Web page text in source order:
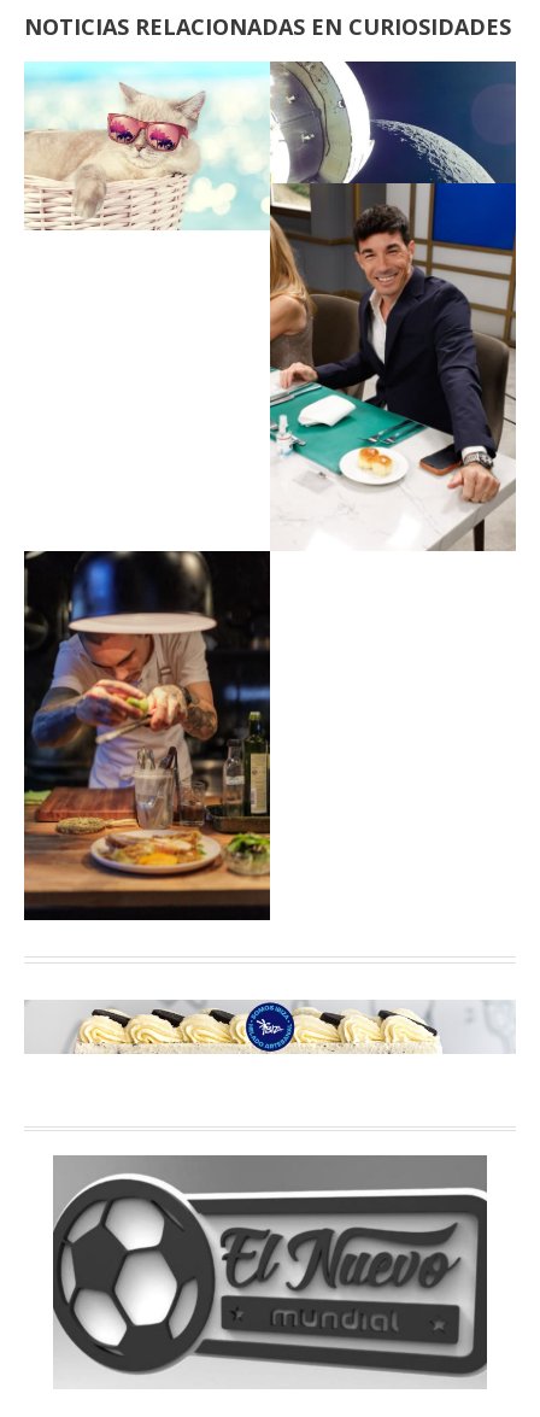
NOTICIAS RELACIONADAS EN CURIOSIDADES